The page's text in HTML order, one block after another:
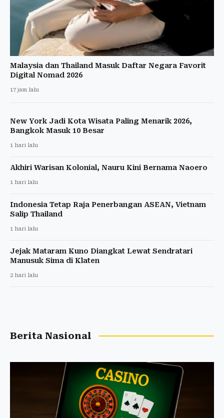
Malaysia dan Thailand Masuk Daftar Negara Favorit
Digital Nomad 2026
17 jam lalu
New York Jadi Kota Wisata Paling Menarik 2026,
Bangkok Masuk 10 Besar
1 hari lalu
Akhiri Warisan Kolonial, Nauru Kini Bernama Naoero
1 hari lalu
Indonesia Tetap Raja Penerbangan ASEAN, Vietnam
Salip Thailand
1 hari lalu
Jejak Mataram Kuno Diangkat Lewat Sendratari
Manusuk Sima di Klaten
2 hari lalu
Berita Nasional